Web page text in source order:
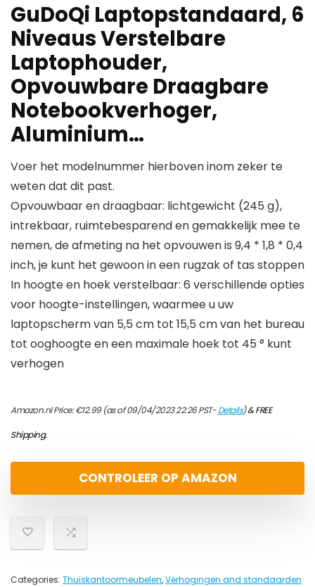
GuDoQi Laptopstandaard, 6
Niveaus Verstelbare
Laptophouder,
Opvouwbare Draagbare
Notebookverhoger,
Aluminium…
Voer het modelnummer hierboven inom zeker te
weten dat dit past.
Opvouwbaar en draagbaar: lichtgewicht (245 g),
intrekbaar, ruimtebesparend en gemakkelijk mee te
nemen, de afmeting na het opvouwen is 9,4 * 1,8 * 0,4
inch, je kunt het gewoon in een rugzak of tas stoppen
In hoogte en hoek verstelbaar: 6 verschillende opties
voor hoogte-instellingen, waarmee u uw
laptopscherm van 5,5 cm tot 15,5 cm van het bureau
tot ooghoogte en een maximale hoek tot 45 ° kunt
verhogen
Amazon.nl Price:€12.99(as of 09/04/2023 22:26 PST-Details)&FREE
Shipping.
CONTROLEER OP AMAZON
Categories: Thuiskantoormeubelen,Verhogingen and standaarden